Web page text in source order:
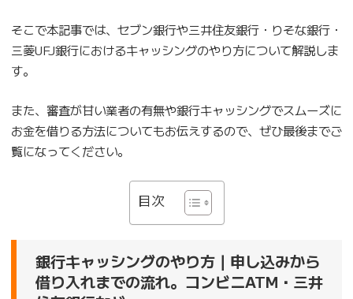
そこで本記事では、セブン銀行や三井住友銀行・りそな銀行・
三菱UFJ銀行におけるキャッシングのやり方について解説しま
す。
また、審査が甘い業者の有無や銀行キャッシングでスムーズに
お金を借りる方法についてもお伝えするので、ぜひ最後までご
覧になってください。
目次
銀行キャッシングのやり方｜申し込みから
借り入れまでの流れ。コンビニATM・三井